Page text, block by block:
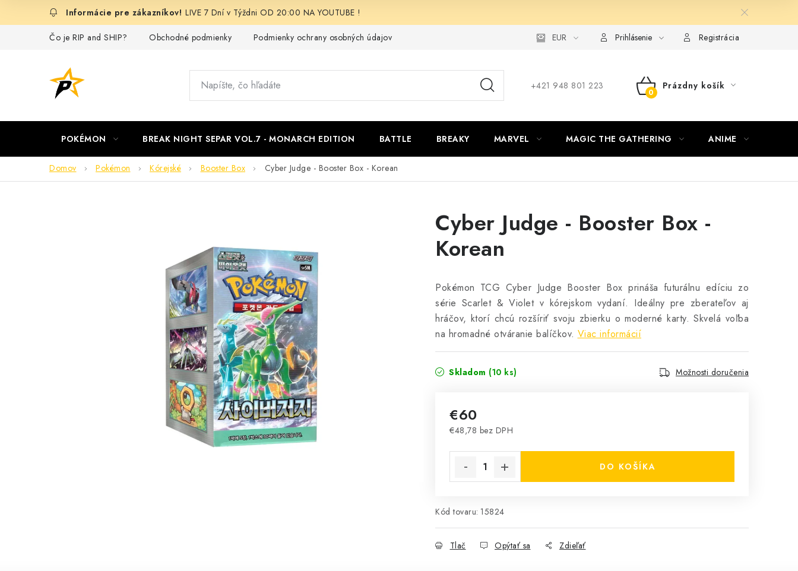
LIVE 7 Dní v Týždni OD 20:00 NA YOUTUBE !
Čo je RIP and SHIP? Obchodné podmienky Podmienky ochrany osobných údajov Odstúpenie od zmluvy formou elektronického formulára
EUR Prihlásenie Registrácia
‪+421 948 801 223
NÁKUPNÝ
Prázdny košík
POKÉMON BREAK NIGHT SEPAR VOL.7 - MONARCH EDITION BATTLE BREAKY MARVEL MAGIC THE GATHERING ANIME
Domov Pokémon Kórejské Booster Box Cyber Judge - Booster Box - Korean
Cyber Judge - Booster Box -
Korean
Pokémon TCG Cyber Judge Booster Box prináša futurálnu edíciu zo
série Scarlet & Violet v kórejskom vydaní. Ideálny pre zberateľov aj
hráčov, ktorí chcú rozšíriť svoju zbierku o moderné karty. Skvelá voľba
na hromadné otváranie balíčkov. Viac informácií
Skladom (10 ks) Možnosti doručenia
€60
€48,78 bez DPH
DO KOŠÍKA
Kód tovaru: 15824
Tlač Opýtať sa Zdieľať